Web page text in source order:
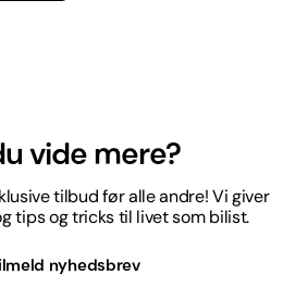
vide mere?
tilbud før alle andre! Vi giver
tips og tricks til livet som bilist.
nyhedsbrev